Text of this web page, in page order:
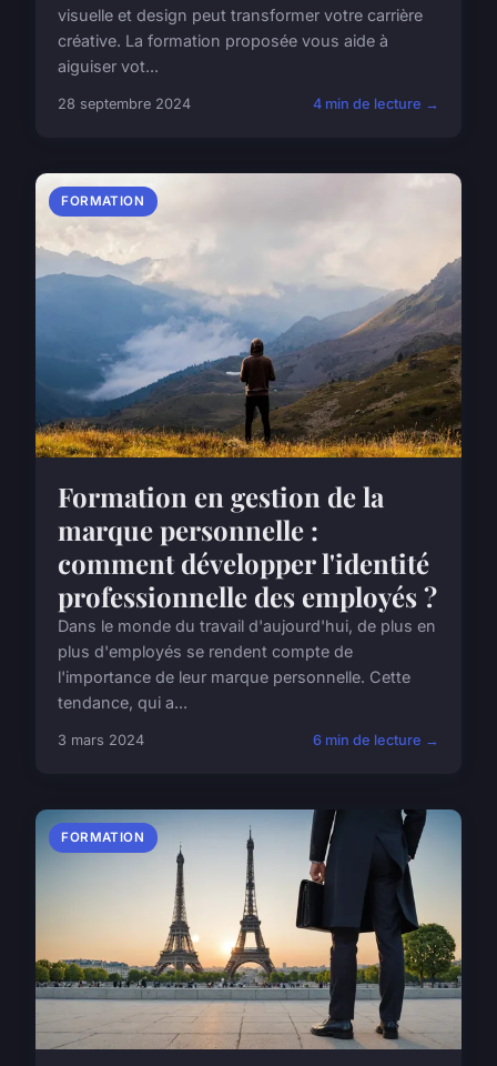
visuelle et design peut transformer votre carrière
créative. La formation proposée vous aide à
aiguiser vot...
28 septembre 2024 4 min de lecture →
FORMATION
Formation en gestion de la
marque personnelle :
comment développer l'identité
professionnelle des employés ?
Dans le monde du travail d'aujourd'hui, de plus en
plus d'employés se rendent compte de
l'importance de leur marque personnelle. Cette
tendance, qui a...
3 mars 2024 6 min de lecture →
FORMATION